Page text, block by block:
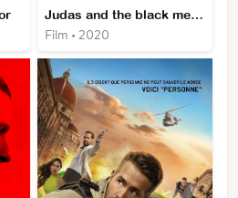
Judas and the black messiah
Film • 2020